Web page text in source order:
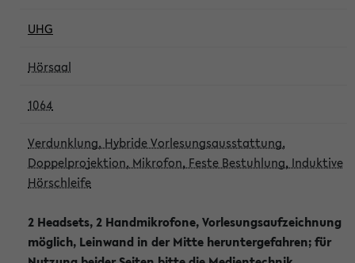
UHG
Hörsaal
1064
Verdunklung, Hybride Vorlesungsausstattung,
Doppelprojektion, Mikrofon, Feste Bestuhlung, Induktive
Hörschleife
2 Headsets, 2 Handmikrofone, Vorlesungsaufzeichnung
möglich, Leinwand in der Mitte heruntergefahren; für